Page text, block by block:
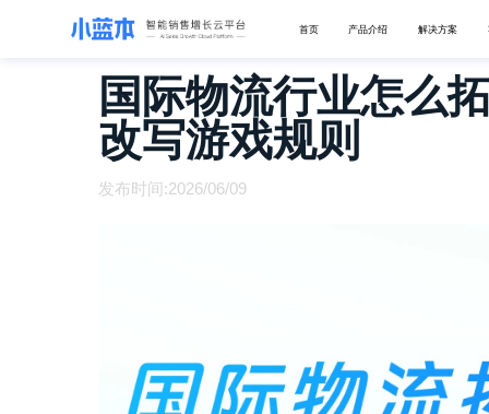
首页 产品介绍 解决方案
国际物流行业怎么
改写游戏规则
发布时间:2026/06/09